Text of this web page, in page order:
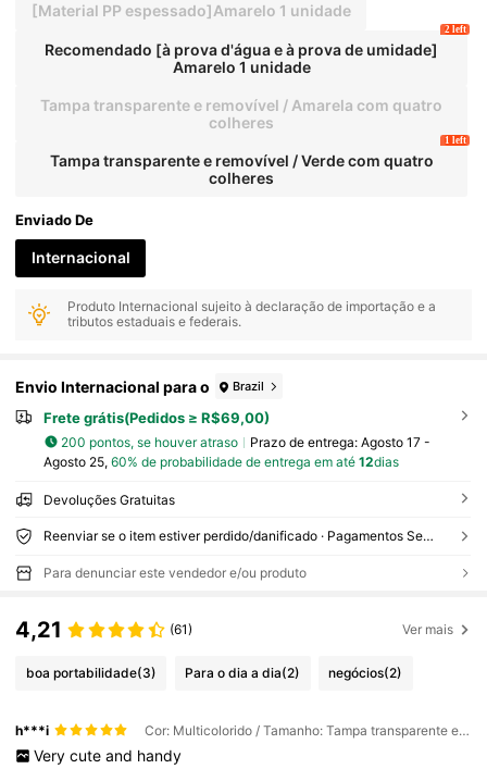
[Material PP espessado]Amarelo 1 unidade
Recomendado [à prova d'água e à prova de umidade]
Amarelo 1 unidade
2 left
Tampa transparente e removível / Amarela com quatro
colheres
Tampa transparente e removível / Verde com quatro
colheres
1 left
Enviado De
Internacional
Produto Internacional sujeito à declaração de importação e a
tributos estaduais e federais.
Envio Internacional para o Brazil
Frete grátis(Pedidos ≥ R$69,00)
200 pontos, se houver atraso Prazo de entrega: Agosto 17 -
Agosto 25, 60% de probabilidade de entrega em até 12dias
Devoluções Gratuitas
Reenviar se o item estiver perdido/danificado · Pagamentos Seguros · Proteção de privacidade
Para denunciar este vendedor e/ou produto
4,21 (61) Ver mais
boa portabilidade(3) Para o dia a dia(2) negócios(2)
h***i Cor: Multicolorido / Tamanho: Tampa transparente e removível / Verde com quatro colheres
Very cute and handy